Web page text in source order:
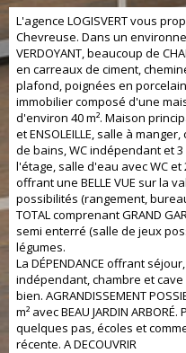
L'agence LOGISVERT vous
Chevreuse. Dans un
VERDOYANT, beaucoup de
en carreaux de ciment,
plafond, poignées en
immobilier composé d'une
d'environ 40 m². Maison
et ENSOLEILLE, salle à
de bains, WC indépendant et
l'étage, salle d'eau avec WC et
offrant une BELLE VUE sur la
possibilités (rangement,
TOTAL comprenant GRAND
semi enterré (salle de jeux
légumes.
La DÉPENDANCE offrant
indépendant, chambre et cave
bien. AGRANDISSEMENT
m² avec BEAU JARDIN
quelques pas, écoles et
récente. A DECOUVRIR